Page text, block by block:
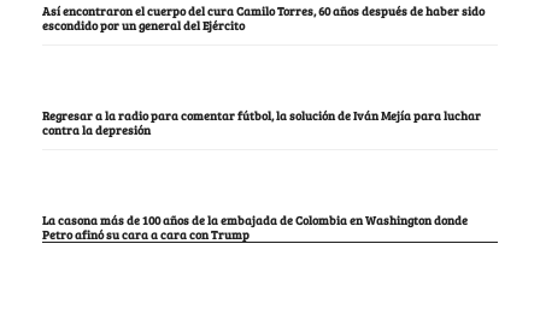
Así encontraron el cuerpo del cura Camilo Torres, 60 años después de haber sido
escondido por un general del Ejército
Regresar a la radio para comentar fútbol, la solución de Iván Mejía para luchar
contra la depresión
La casona más de 100 años de la embajada de Colombia en Washington donde
Petro afinó su cara a cara con Trump